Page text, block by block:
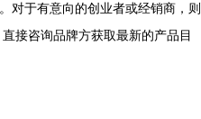
对于有意向的创业者或经销商，则
接咨询品牌方获取最新的产品目